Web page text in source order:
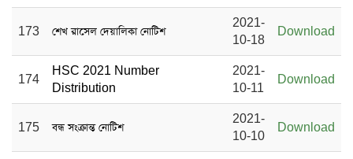
173 শেখ রাসেল দেয়ালিকা নোটিশ
2021-
10-18
Download
174
HSC 2021 Number
Distribution
2021-
10-11
Download
175 বন্ধ সংক্রান্ত নোটিশ
2021-
10-10
Download